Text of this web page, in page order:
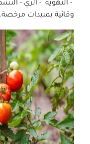
- التهوية - الري -
وقائية بمبيدات مرخصة.